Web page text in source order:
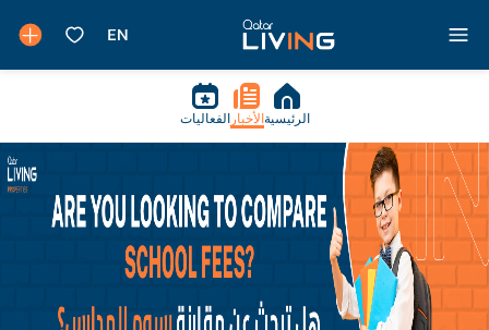
الرئيسية الأخبار الفعاليات